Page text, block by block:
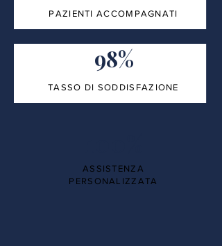
PAZIENTI ACCOMPAGNATI
98%
TASSO DI SODDISFAZIONE
ASSISTENZA
PERSONALIZZATA